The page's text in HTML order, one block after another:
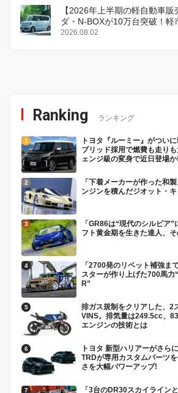
【2026年上半期の軽自動車
ダ・N-BOXが10万台突破！軽
感
2026.08.02
Ranking ランキング
トヨタ『ルーミー』がつい
ブリッド採用で燃費も走り
ェンジ級の変身で近日登場か
「下着メーカーが作った和
ンジンを積んだジオット・
「GR86は“現代のシルビア
フト黄金期を生きた達人、そ
「2700発のリベット補強ま
スターが作り上げた700馬力
R”
排ガス規制をクリアした、2
VINS。排気量は249.5cc、
エンジンの技術とは
トヨタ 新型ハリアーがさら
TRDが専用カスタムパーツ
さを大幅パワーアップ!
「3台のDR30スカイライン